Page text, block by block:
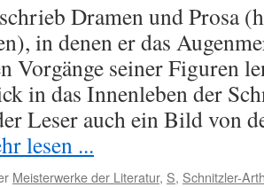
Dramen und Prosa
in denen er das
Vorgänge seiner Figuren
in das Innenleben der
Leser auch ein Bild von
lesen ...
Meisterwerke der Literatur, S, Schnitzler-